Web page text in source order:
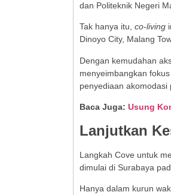
dan Politeknik Negeri
Tak hanya itu, co-living
Dinoyo City, Malang
Dengan kemudahan
menyeimbangkan
penyediaan akomodasi
Baca Juga: Usung
Lanjutkan
Langkah Cove untuk
dimulai di Surabaya
Hanya dalam kurun